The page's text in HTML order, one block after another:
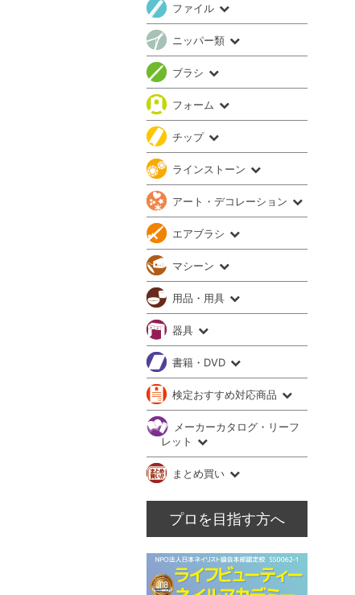
ファイル
ニッパー類
ブラシ
フォーム
チップ
ラインストーン
アート・デコレーション
エアブラシ
マシーン
用品・用具
器具
書籍・DVD
検定おすすめ対応商品
メーカーカタログ・リーフ
レット
まとめ買い
プロを目指す方へ